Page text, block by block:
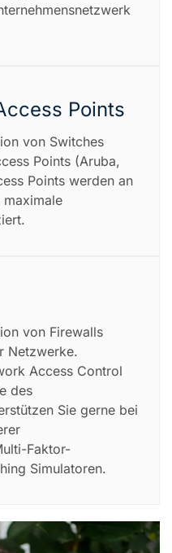
Points
von Switches
Points (Aruba,
Points werden an
von Firewalls
Netzwerke.
Access Control
des
Sie gerne bei
Faktor-
Simulatoren.